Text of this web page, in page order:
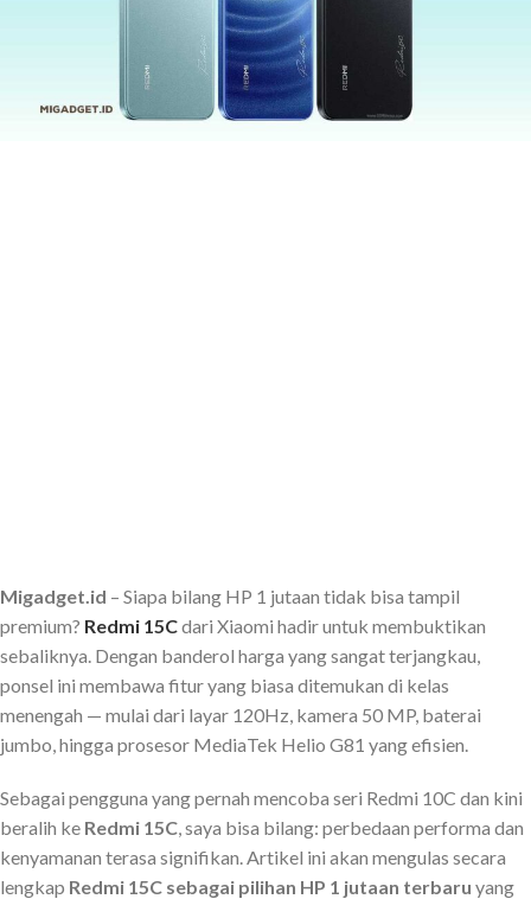
Migadget.id – Siapa bilang HP 1 jutaan tidak bisa tampil
premium? Redmi 15Cdari Xiaomi hadir untuk membuktikan
sebaliknya. Dengan banderol harga yang sangat terjangkau,
ponsel ini membawa fitur yang biasa ditemukan di kelas
menengah — mulai dari layar 120Hz, kamera 50 MP, baterai
jumbo, hingga prosesor MediaTek Helio G81 yang efisien.
Sebagai pengguna yang pernah mencoba seri Redmi 10C dan kini
beralih ke Redmi 15C , saya bisa bilang: perbedaan performa dan
kenyamanan terasa signifikan. Artikel ini akan mengulas secara
lengkap Redmi 15C sebagai pilihan HP 1 jutaan terbaru yang